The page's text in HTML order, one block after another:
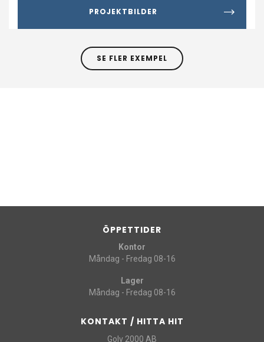
PROJEKTBILDER
SE FLER EXEMPEL
ÖPPETTIDER
Kontor
Måndag - Fredag 08-16
Lager
Måndag - Fredag 08-16
KONTAKT / HITTA HIT
Golv 2000 AB